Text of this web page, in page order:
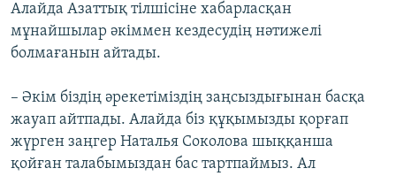
Алайда Азаттық тілшісіне хабарласқан
мұнайшылар әкіммен кездесудің нәтижелі
болмағанын айтады.
– Әкім біздің әрекетіміздің заңсыздығынан басқа
жауап айтпады. Алайда біз құқымызды қорғап
жүрген заңгер Наталья Соколова шыққанша
қойған талабымыздан бас тартпаймыз. Ал